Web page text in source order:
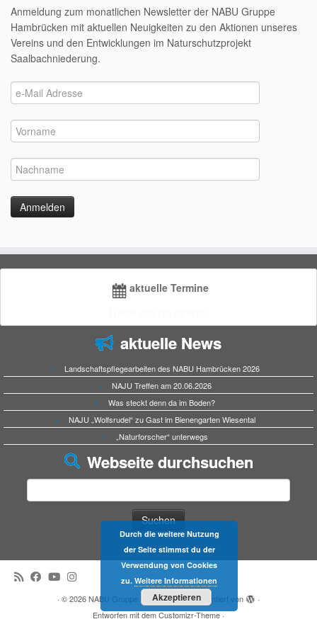
Anmeldung zum monatlichen Newsletter der NABU Gruppe
Hambrücken mit aktuellen Neuigkeiten zu den Aktionen unseres
Vereins und den Entwicklungen im Naturschutzprojekt
Saalbachniederung.
aktuelle Termine
aktuelle News
Landschaftspflegearbeiten des NABU Hambrücken 2026
NAJU Treffen am 20.06.2026
Was steckt denn da im Boden?
NAJU „Wolfsrudel“ zu Gast im Bienengarten Wiesental
„Naturforscher“ unterwegs
Webseite durchsuchen
· © 2026NABU Gruppe Hambrücken·Präsentiert von
·
Entworfen mit demCustomizr-Theme·
Durch die weitere Nutzung
der Seite stimmst du der
Verwendung von Cookies
zu. Weitere Informationen
Akzeptieren